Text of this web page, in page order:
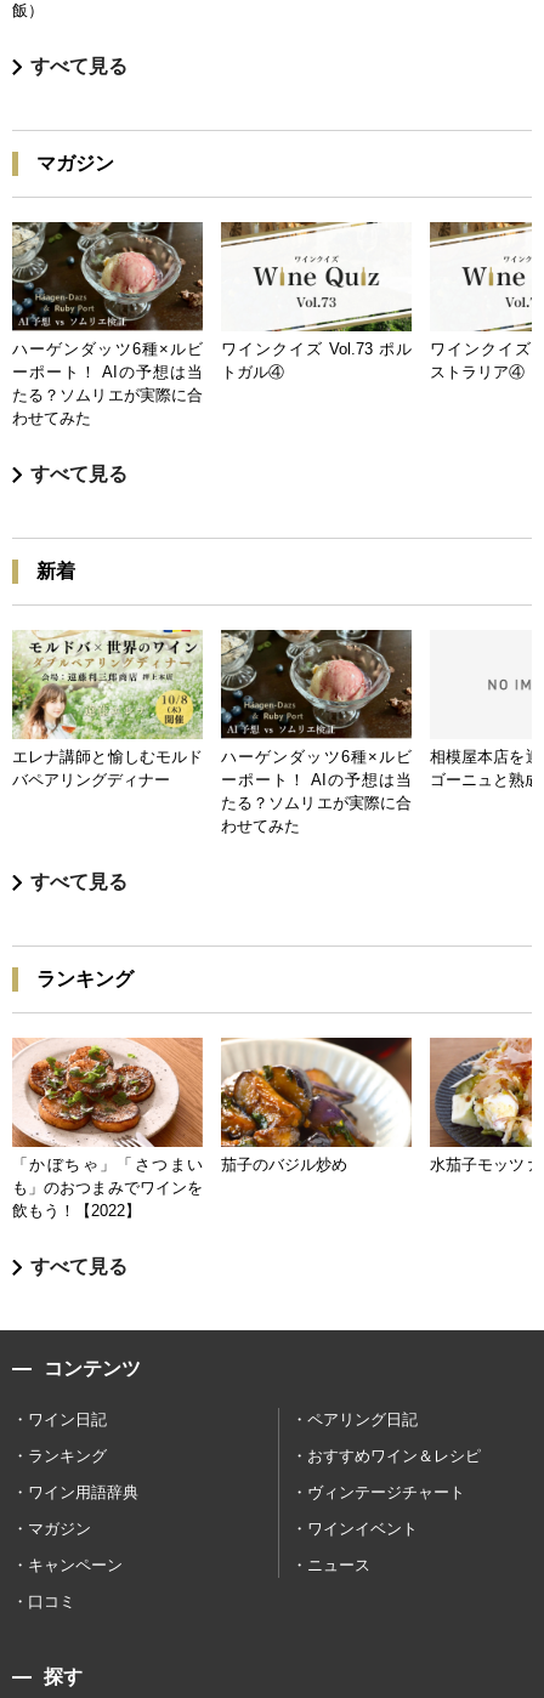
飯）
すべて見る
マガジン
ハーゲンダッツ6種×ルビ
ーポート！ AIの予想は当
たる？ソムリエが実際に合
わせてみた
ワインクイズ Vol.73 ポル
トガル④
ワインクイズ
ストラリア④
すべて見る
新着
エレナ講師と愉しむモルド
バペアリングディナー
ハーゲンダッツ6種×ルビ
ーポート！ AIの予想は当
たる？ソムリエが実際に合
わせてみた
相模屋本店を
ゴーニュと熟
すべて見る
ランキング
「かぼちゃ」「さつまい
も」のおつまみでワインを
飲もう！【2022】
茄子のバジル炒め 水茄子モッツァ
すべて見る
コンテンツ
ワイン日記
ペアリング日記
ランキング
おすすめワイン＆レシピ
ワイン用語辞典
ヴィンテージチャート
マガジン
ワインイベント
キャンペーン
ニュース
口コミ
探す